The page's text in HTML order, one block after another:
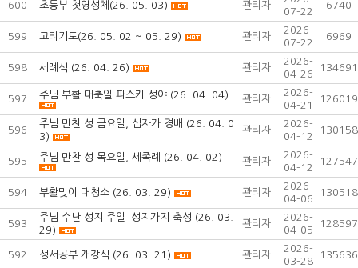
600 초등부 첫영성체(26. 05. 03) 관리자
07-22
6740
599 고리기도(26. 05. 02 ~ 05. 29) 관리자
2026-
07-22
6969
598 세례식 (26. 04. 26) 관리자
2026-
04-26
134691
597 주님 부활 대축일 파스카 성야 (26. 04. 04) 관리자
2026-
04-21
126019
596
주님 만찬 성 금요일, 십자가 경배 (26. 04. 0
3)
관리자
2026-
04-12
130158
595 주님 만찬 성 목요일, 세족례 (26. 04. 02) 관리자
2026-
04-12
127547
594 부활맞이 대청소 (26. 03. 29) 관리자
2026-
04-06
130518
593
주님 수난 성지 주일_성지가지 축성 (26. 03.
29)
관리자
2026-
04-05
128597
592 성서공부 개강식 (26. 03. 21) 관리자
2026-
03-28
135636